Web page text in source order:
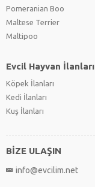
Pomeranian Boo
Maltese Terrier
Maltipoo
Evcil Hayvan İlanları
Köpek İlanları
Kedi İlanları
Kuş İlanları
BİZE ULAŞIN
info@evcilim.net